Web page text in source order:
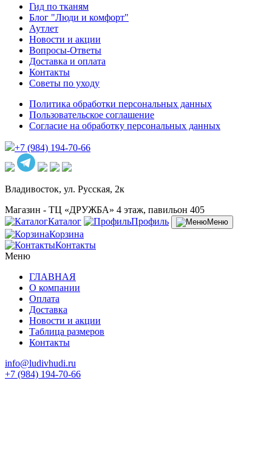
Гид по тканям
Блог "Люди и комфорт"
Аутлет
Новости и акции
Вопросы-Ответы
Доставка и оплата
Контакты
Советы по уходу
Политика обработки персональных данных
Пользовательское соглашение
Согласие на обработку персональных данных
+7 (984) 194-70-66
Владивосток, ул. Русская, 2к
Магазин - ТЦ «ДРУЖБА» 4 этаж, павильон 405
Каталог
Профиль Меню
Корзина
Контакты
Меню
ГЛАВНАЯ
О компании
Оплата
Доставка
Новости и акции
Таблица размеров
Контакты
info@ludivhudi.ru
+7 (984) 194-70-66